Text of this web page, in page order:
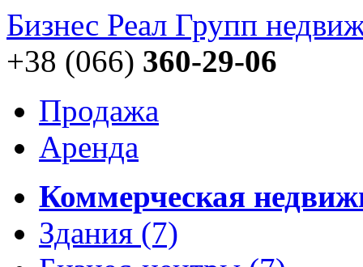
Бизнес Реал Групп
+38 (066) 360-29-06
Продажа
Аренда
Коммерческая
Здания (7)